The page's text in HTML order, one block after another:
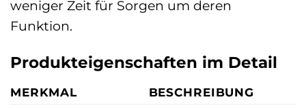
weniger Zeit für Sorgen um deren
Funktion.
Produkteigenschaften im Detail
MERKMAL
BESCHREIBUNG